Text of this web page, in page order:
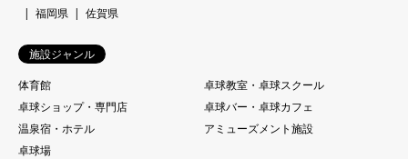
福岡県
佐賀県
施設ジャンル
体育館
卓球教室・卓球スクール
卓球ショップ・専門店
卓球バー・卓球カフェ
温泉宿・ホテル
アミューズメント施設
卓球場